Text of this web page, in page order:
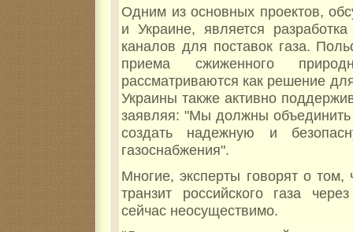
Одним из основных проектов,
и Украине, является
каналов для поставок газа.
приема сжиженного
рассматриваются как решение
Украины также активно
заявляя: "Мы должны
создать надежную и
газоснабжения".
Многие, эксперты говорят о том,
транзит российского газа
сейчас неосуществимо.